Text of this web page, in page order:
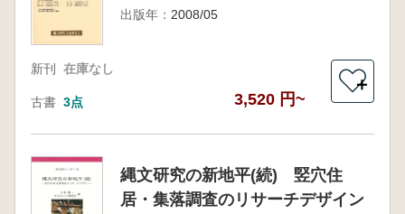
出版年： 2008/05
新刊 在庫なし
古書 3点 3,520 円~
＋
縄文研究の新地平(続) 竪穴住
居・集落調査のリサーチデザイン